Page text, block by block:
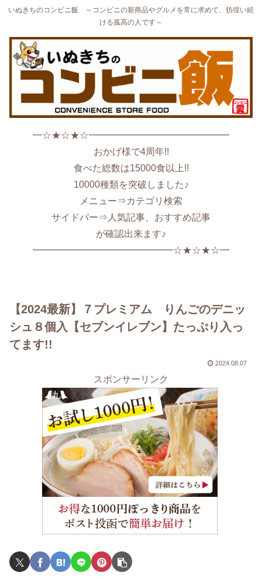
いぬきちのコンビニ飯 ～コンビニの新商品やグルメを常に求めて、彷徨い続
ける孤高の人です～
━☆★☆★☆━━━━━━━━━━━━━━━
おかげ様で4周年!!
食べた総数は15000食以上!!
10000種類を突破しました♪
メニュー⇒カテゴリ検索
サイドバー⇒人気記事、おすすめ記事
が確認出来ます♪
━━━━━━━━━━━━━━━☆★☆★☆━
【2024最新】７プレミアム りんごのデニッ
シュ８個入【セブンイレブン】たっぷり入っ
てます!!
2024.08.07
スポンサーリンク